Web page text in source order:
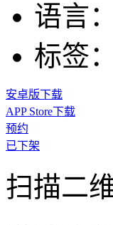
语言：
标签：
安卓版下载
APP Store下载
预约
已下架
扫描二